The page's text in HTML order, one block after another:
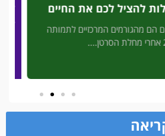
להציל לכם את החיים
הם מהגורמים המרכזיים לתמותה